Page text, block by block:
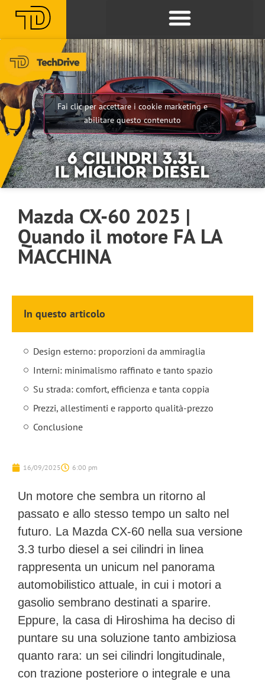
Fai clic per accettare i cookie marketing e
abilitare questo contenuto
Mazda CX-60 2025 |
Quando il motore FA LA
MACCHINA
In questo articolo
Design esterno: proporzioni da ammiraglia
Interni: minimalismo raffinato e tanto spazio
Su strada: comfort, efficienza e tanta coppia
Prezzi, allestimenti e rapporto qualità-prezzo
Conclusione
16/09/2025 6:00 pm
Un motore che sembra un ritorno al
passato e allo stesso tempo un salto nel
futuro. La Mazda CX-60 nella sua versione
3.3 turbo diesel a sei cilindri in linea
rappresenta un unicum nel panorama
automobilistico attuale, in cui i motori a
gasolio sembrano destinati a sparire.
Eppure, la casa di Hiroshima ha deciso di
puntare su una soluzione tanto ambiziosa
quanto rara: un sei cilindri longitudinale,
con trazione posteriore o integrale e una